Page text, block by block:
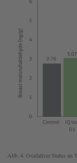
Abb. 4: Oxidativer Status an